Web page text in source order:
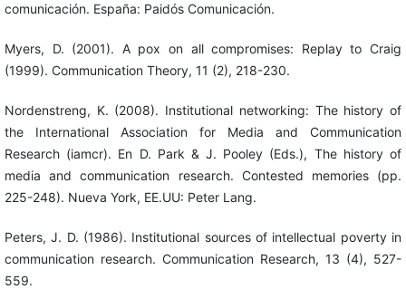
comunicación. España: Paidós Comunicación.
Myers, D. (2001). A pox on all compromises: Replay to Craig
(1999). Communication Theory, 11 (2), 218-230.
Nordenstreng, K. (2008). Institutional networking: The history of
the International Association for Media and Communication
Research (iamcr). En D. Park & J. Pooley (Eds.), The history of
media and communication research. Contested memories (pp.
225-248). Nueva York, EE.UU: Peter Lang.
Peters, J. D. (1986). Institutional sources of intellectual poverty in
communication research. Communication Research, 13 (4), 527-
559.